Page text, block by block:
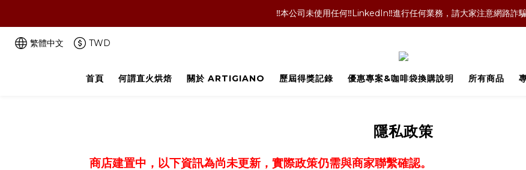
‼️本公司未使用任何‼️LinkedIn‼️進行任何業務，請大家注意網路詐
‼️本公司未使用任何‼️LinkedIn‼️進行任何業務，請大家注意網路詐
‼️咖啡豆喝完了！咖啡袋就丟掉嗎！當然不是囉！長期購買的老客戶都懂的省錢技術，
繁體中文 TWD
首頁 何謂直火烘焙 關於 ARTIGIANO 歷屆得獎記錄 優惠專案&咖啡袋換購說明 所有商品
隱私政策
商店建置中，以下資訊為尚未更新，實際政策仍需與商家聯繫確認。